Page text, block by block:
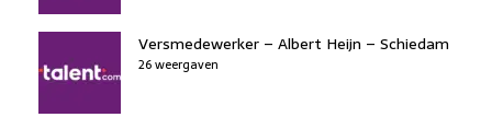
Versmedewerker – Albert Heijn – Schiedam
26 weergaven